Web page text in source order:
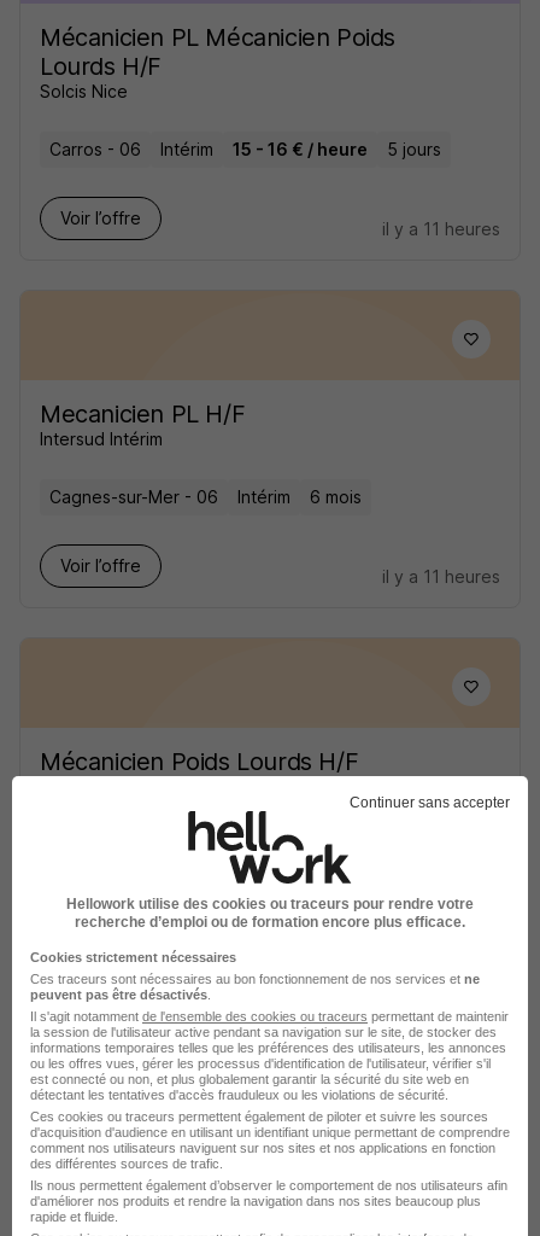
Mécanicien PL Mécanicien Poids
Lourds H/F
Solcis Nice
Carros - 06 Intérim 15 - 16 € / heure 5 jours
Voir l’offre
il y a 11 heures
Mecanicien PL H/F
Intersud Intérim
Cagnes-sur-Mer - 06 Intérim 6 mois
Voir l’offre
il y a 11 heures
Mécanicien Poids Lourds H/F
Cagnes-sur-Mer - 06 CDI 26 000 - 40 000 € / an
Voir l’offre
il y a 2 jours
Mécanicien PL - SPL H/F
Temporis Interim
Antibes - 06 Intérim 18,02 - 19 € / heure
Continuer sans accepter
Hellowork utilise des cookies ou traceurs pour rendre votre
recherche d’emploi ou de formation encore plus efficace.
Cookies strictement nécessaires
Ces traceurs sont nécessaires au bon fonctionnement de nos services et ne
peuvent pas être désactivés
Il s'agit notamment de l'ensemble des cookies ou traceurs permettant de maintenir
la session de l'utilisateur active pendant sa navigation sur le site, de stocker des
informations temporaires telles que les préférences des utilisateurs, les annonces
ou les offres vues, gérer les processus d'identification de l'utilisateur, vérifier s'il
est connecté ou non, et plus globalement garantir la sécurité du site web en
détectant les tentatives d'accès frauduleux ou les violations de sécurité.
Ces cookies ou traceurs permettent également de piloter et suivre les sources
d'acquisition d'audience en utilisant un identifiant unique permettant de comprendre
comment nos utilisateurs naviguent sur nos sites et nos applications en fonction
des différentes sources de trafic.
Ils nous permettent également d’observer le comportement de nos utilisateurs afin
d'améliorer nos produits et rendre la navigation dans nos sites beaucoup plus
rapide et fluide.